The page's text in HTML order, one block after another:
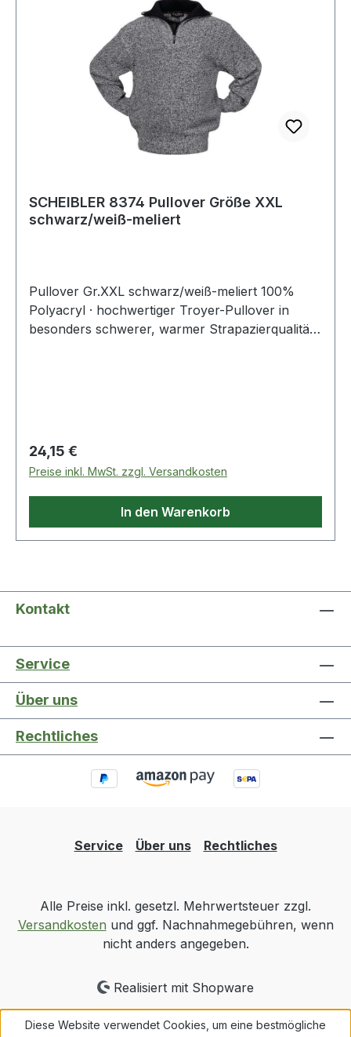
SCHEIBLER 8374 Pullover Größe XXL
schwarz/weiß-meliert
Pullover Gr.XXL schwarz/weiß-meliert 100%
Polyacryl · hochwertiger Troyer-Pullover in
besonders schwerer, warmer Strapazierqualität ·
Regulärer Preis:
24,15 €
Preise inkl. MwSt. zzgl. Versandkosten
In den Warenkorb
Kontakt
Service
Über uns
Rechtliches
Service Über uns Rechtliches
Alle Preise inkl. gesetzl. Mehrwertsteuer zzgl.
Versandkosten und ggf. Nachnahmegebühren, wenn
nicht anders angegeben.
Realisiert mit Shopware
Diese Website verwendet Cookies, um eine bestmögliche